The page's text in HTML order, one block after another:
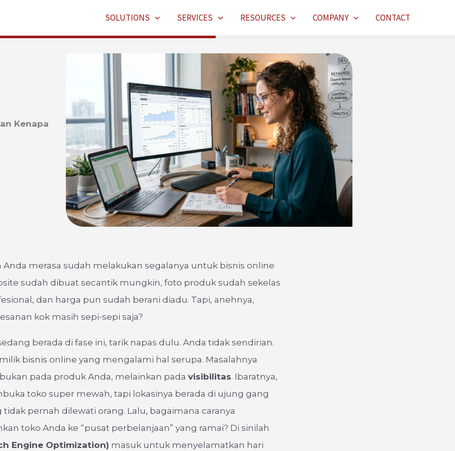
SOLUTIONS SERVICES RESOURCES COMPANY CONTACT
Kenapa
Anda merasa sudah melakukan segalanya untuk bisnis online
sudah dibuat secantik mungkin, foto produk sudah sekelas
dan harga pun sudah berani diadu. Tapi, anehnya,
kok masih sepi-sepi saja?
berada di fase ini, tarik napas dulu. Anda tidak sendirian.
bisnis online yang mengalami hal serupa. Masalahnya
pada produk Anda, melainkan pada visibilitas. Ibaratnya,
toko super mewah, tapi lokasinya berada di ujung gang
tidak pernah dilewati orang. Lalu, bagaimana caranya
toko Anda ke “pusat perbelanjaan” yang ramai? Di sinilah
Engine Optimization) masuk untuk menyelamatkan hari